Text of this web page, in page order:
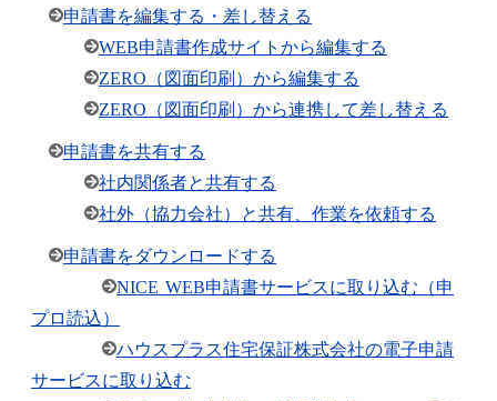
申請書を編集する・差し替える
WEB申請書作成サイトから編集する
ZERO（図面印刷）から編集する
ZERO（図面印刷）から連携して差し替える
申請書を共有する
社内関係者と共有する
社外（協力会社）と共有、作業を依頼する
申請書をダウンロードする
NICE WEB申請書サービスに取り込む（申
プロ読込）
ハウスプラス住宅保証株式会社の電子申請
サービスに取り込む